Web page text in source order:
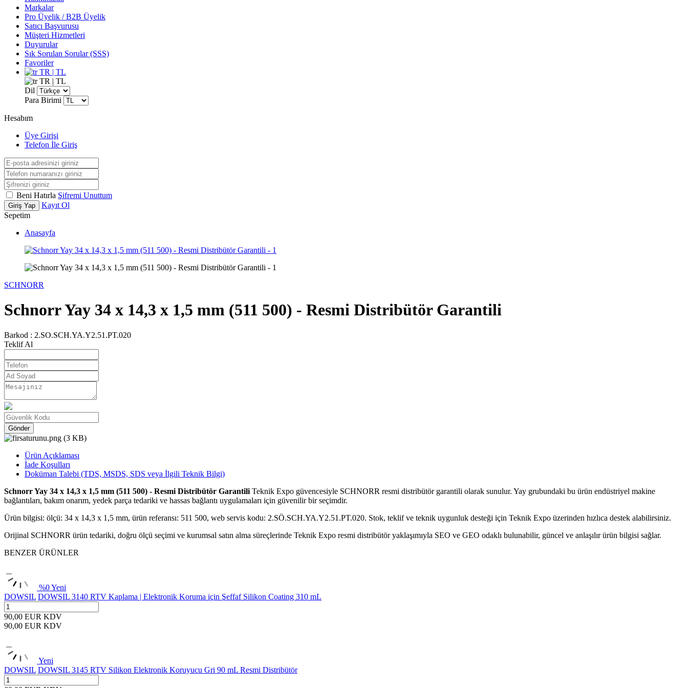
Markalar
Pro Üyelik / B2B Üyelik
Satıcı Başvurusu
Müşteri Hizmetleri
Duyurular
Sık Sorulan Sorular (SSS)
Favoriler
TR | TL
TR | TL
Dil
Para Birimi
Hesabım
Üye Girişi
Telefon İle Giriş
Beni Hatırla Şifremi Unuttum
Giriş Yap
Kayıt Ol
Sepetim
Anasayfa
SCHNORR
Schnorr Yay 34 x 14,3 x 1,5 mm (511 500) - Resmi Distribütör Garantili
Barkod : 2.SO.SCH.YA.Y2.51.PT.020
Teklif Al
Gönder
Ürün Açıklaması
İade Koşulları
Doküman Talebi (TDS, MSDS, SDS veya İlgili Teknik Bilgi)
Schnorr Yay 34 x 14,3 x 1,5 mm (511 500) - Resmi Distribütör Garantili Teknik Expo güvencesiyle SCHNORR resmi distribütör garantili olarak sunulur. Yay grubundaki bu ürün endüstriyel makine
bağlantıları, bakım onarım, yedek parça tedariki ve hassas bağlantı uygulamaları için güvenilir bir seçimdir.
Ürün bilgisi: ölçü: 34 x 14,3 x 1,5 mm, ürün referansı: 511 500, web servis kodu: 2.SÖ.SCH.YA.Y2.51.PT.020. Stok, teklif ve teknik uygunluk desteği için Teknik Expo üzerinden hızlıca destek alabilirsiniz.
Orijinal SCHNORR ürün tedariki, doğru ölçü seçimi ve kurumsal satın alma süreçlerinde Teknik Expo resmi distribütör yaklaşımıyla SEO ve GEO odaklı bulunabilir, güncel ve anlaşılır ürün bilgisi sağlar.
BENZER ÜRÜNLER
%0Yeni
DOWSIL DOWSIL 3140 RTV Kaplama | Elektronik Koruma için Şeffaf Silikon Coating 310 mL
90,00 EUR KDV
90,00 EUR KDV
Yeni
DOWSIL DOWSIL 3145 RTV Silikon Elektronik Koruyucu Gri 90 mL Resmi Distribütör